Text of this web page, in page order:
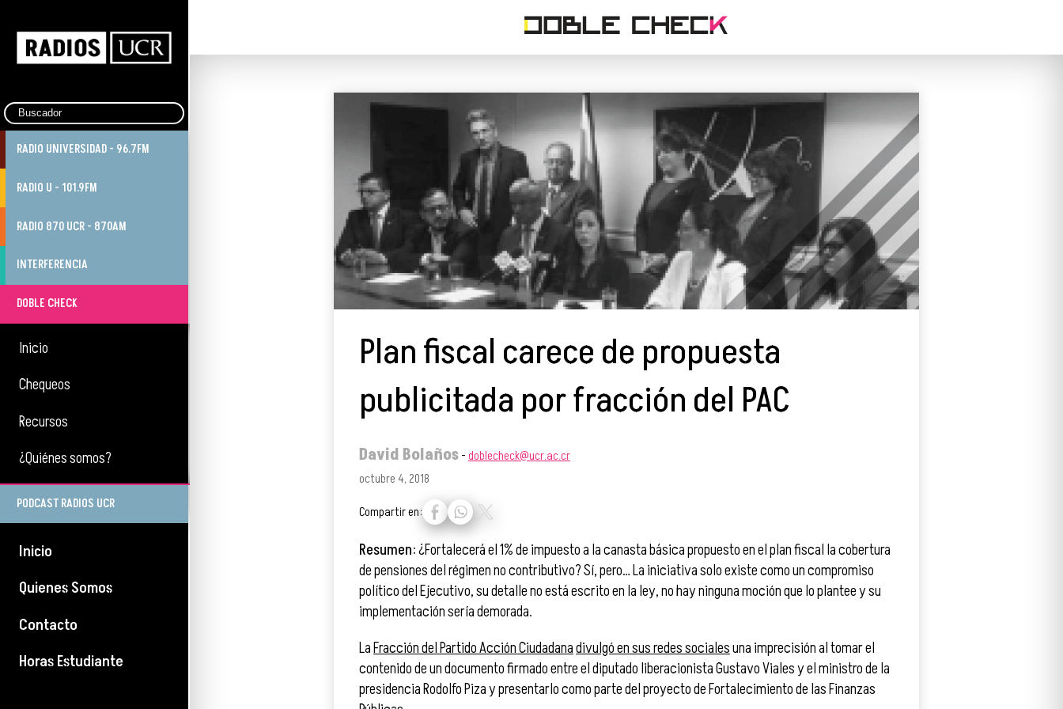
RADIO UNIVERSIDAD - 96.7FM
RADIO U - 101.9FM
RADIO 870 UCR - 870AM
INTERFERENCIA
DOBLE CHECK
Inicio
Chequeos
Recursos
¿Quiénes somos?
PODCAST RADIOS UCR
Inicio
Quienes Somos
Contacto
Horas Estudiante
Plan fiscal carece de propuesta
publicitada por fracción del PAC
David Bolaños-doblecheck@ucr.ac.cr
octubre 4, 2018
Compartir en:
Resumen:¿Fortalecerá el 1% de impuesto a la canasta básica propuesto en el plan fiscal la cobertura
de pensiones del régimen no contributivo? Sí, pero… La iniciativa solo existe como un compromiso
político del Ejecutivo, su detalle no está escrito en la ley, no hay ninguna moción que lo plantee y su
implementación sería demorada.
LaFracción del Partido Acción Ciudadanadivulgó en sus redes socialesuna imprecisión al tomar el
contenido de un documento firmado entre el diputado liberacionista Gustavo Viales y el ministro de la
presidencia Rodolfo Piza y presentarlo como parte del proyecto de Fortalecimiento de las Finanzas